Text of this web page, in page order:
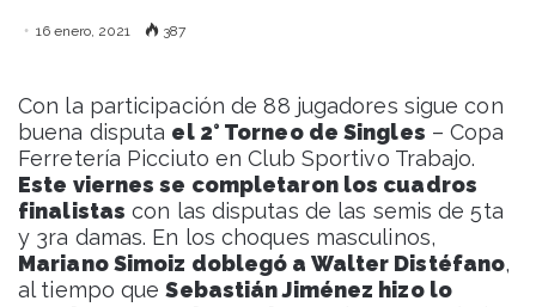
16 enero, 2021 387
Con la participación de 88 jugadores sigue con
buena disputa el 2° Torneo de Singles – Copa
Ferretería Picciuto en Club Sportivo Trabajo.
Este viernes se completaron los cuadros
finalistas con las disputas de las semis de 5ta
y 3ra damas. En los choques masculinos,
Mariano Simoiz doblegó a Walter Distéfano,
al tiempo queSebastián Jiménez hizo lo